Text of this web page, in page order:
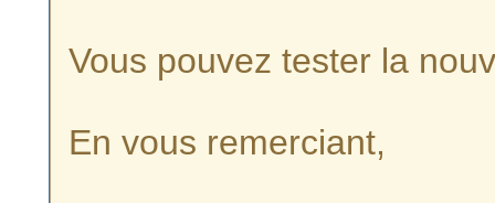
Vous pouvez tester la
En vous remerciant,